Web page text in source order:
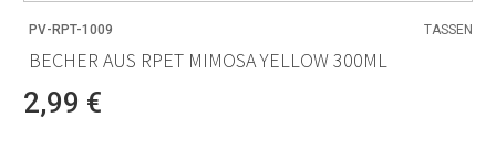
PV-RPT-1009 TASSEN
BECHER AUS RPET MIMOSA YELLOW 300ML
2,99 €